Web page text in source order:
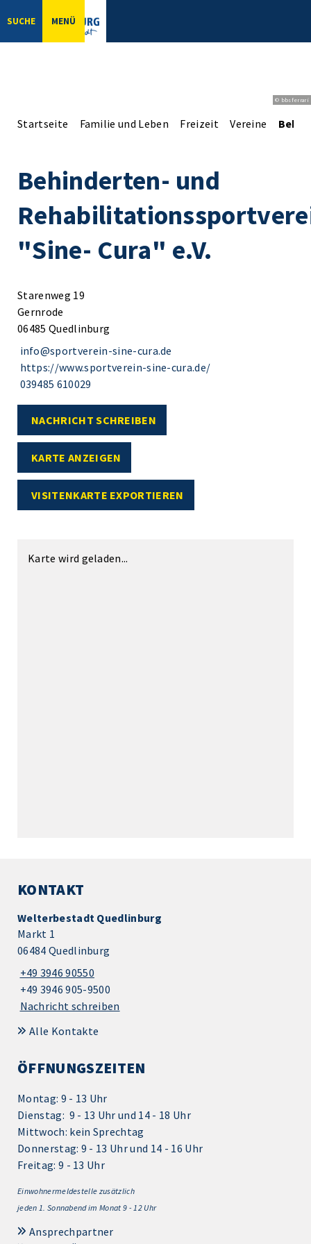
SUCHE MENÜ
© bbsferrari
Startseite Familie und Leben Freizeit Vereine
Behinderten- und
"Sine- Cura" e.V.
Starenweg 19
Gernrode
06485 Quedlinburg
info@sportverein-sine-cura.de
https://www.sportverein-sine-cura.de/
039485 610029
NACHRICHT SCHREIBEN
KARTE ANZEIGEN
VISITENKARTE EXPORTIEREN
Karte wird geladen...
KONTAKT
Welterbestadt Quedlinburg
Markt 1
06484 Quedlinburg
+49 3946 90550
+49 3946 905-9500
Nachricht schreiben
Alle Kontakte
ÖFFNUNGSZEITEN
Montag: 9 - 13 Uhr
Dienstag: 9 - 13 Uhr und 14 - 18 Uhr
Mittwoch: kein Sprechtag
Donnerstag: 9 - 13 Uhr und 14 - 16 Uhr
Freitag: 9 - 13 Uhr
Einwohnermeldestelle zusätzlich
jeden 1. Sonnabend im Monat 9 - 12 Uhr
Ansprechpartner